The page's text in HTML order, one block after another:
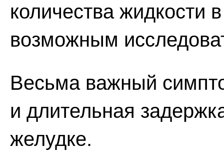
количества жидкости
возможным
Весьма важный
и длительная
желудке.